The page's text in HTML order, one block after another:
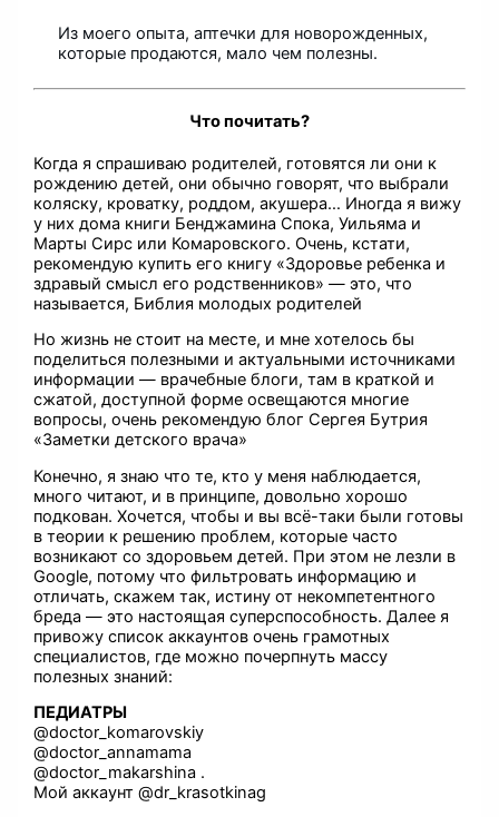
Из моего опыта, аптечки для новорожденных,
которые продаются, мало чем полезны.
Что почитать?
Когда я спрашиваю родителей, готовятся ли они к
рождению детей, они обычно говорят, что выбрали
коляску, кроватку, роддом, акушера… Иногда я вижу
у них дома книги Бенджамина Спока, Уильяма и
Марты Сирс или Комаровского. Очень, кстати,
рекомендую купить его книгу «Здоровье ребенка и
здравый смысл его родственников» — это, что
называется, Библия молодых родителей
Но жизнь не стоит на месте, и мне хотелось бы
поделиться полезными и актуальными источниками
информации — врачебные блоги, там в краткой и
сжатой, доступной форме освещаются многие
вопросы, очень рекомендую блог Сергея Бутрия
«Заметки детского врача»
Конечно, я знаю что те, кто у меня наблюдается,
много читают, и в принципе, довольно хорошо
подкован. Хочется, чтобы и вы всё-таки были готовы
в теории к решению проблем, которые часто
возникают со здоровьем детей. При этом не лезли в
Google, потому что фильтровать информацию и
отличать, скажем так, истину от некомпетентного
бреда — это настоящая суперспособность. Далее я
привожу список аккаунтов очень грамотных
специалистов, где можно почерпнуть массу
полезных знаний:
ПЕДИАТРЫ
@doctor_komarovskiy
@doctor_annamama
@doctor_makarshina .
Мой аккаунт @dr_krasotkinag